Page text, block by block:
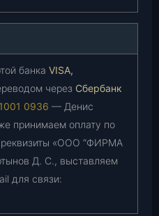
банка VISA,
через Сбербанк
0936 — Денис
принимаем оплату по
реквизиты «ООО “ФИРМА
Д. С., выставляем
для связи: